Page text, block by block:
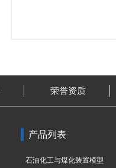
荣誉资质
产品列表
石油化工与煤化装置模型